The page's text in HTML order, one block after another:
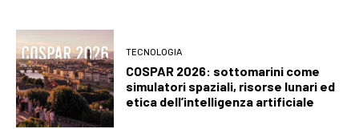
TECNOLOGIA
COSPAR 2026: sottomarini come
simulatori spaziali, risorse lunari ed
etica dell’intelligenza artificiale